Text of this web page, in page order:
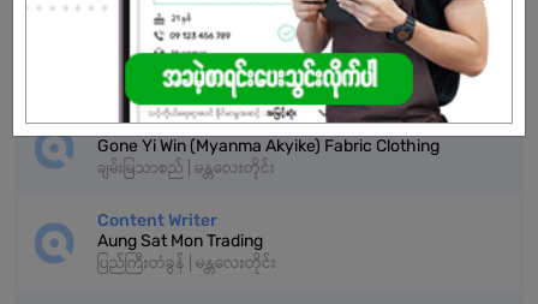
Sale & Marketing Senior Staffs
Wan Thar Myanmar Co.,Ltd.
ချမ်းမြသာစည် | မန္တလေးတိုင်း
Digital Marketing Executive
Gone Yi Win (Myanma Akyike) Fabric Clothing
ချမ်းမြသာစည် | မန္တလေးတိုင်း
Content Writer
Aung Sat Mon Trading
ပြည်ကြီးတံခွန် | မန္တလေးတိုင်း